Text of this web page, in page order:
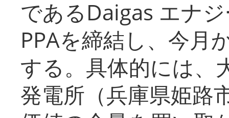
であるDaigas エナ
PPAを締結し、今月
する。具体的には、
発電所（兵庫県姫路